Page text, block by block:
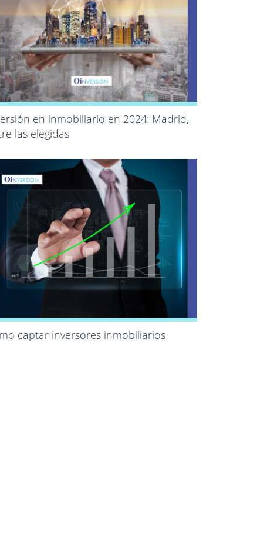
en inmobiliario en 2024: Madrid,
las elegidas
captar inversores inmobiliarios